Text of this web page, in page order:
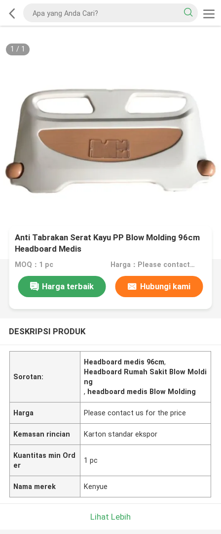
1 / 1
Anti Tabrakan Serat Kayu PP Blow Molding 96cm
Headboard Medis
MOQ：1 pc Harga：Please contact us for the price
Harga terbaik Hubungi kami
DESKRIPSI PRODUK
Sorotan:
Headboard medis 96cm,
Headboard Rumah Sakit Blow Moldi
ng
, headboard medis Blow Molding
Harga Please contact us for the price
Kemasan rincian Karton standar ekspor
Kuantitas min Ord
er
1 pc
Nama merek Kenyue
Lihat Lebih